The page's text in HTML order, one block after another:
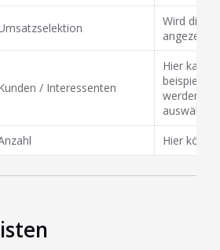
Wird
angezeigt.
/ Interessenten
Hier kann
werden
auswählen.
Hier